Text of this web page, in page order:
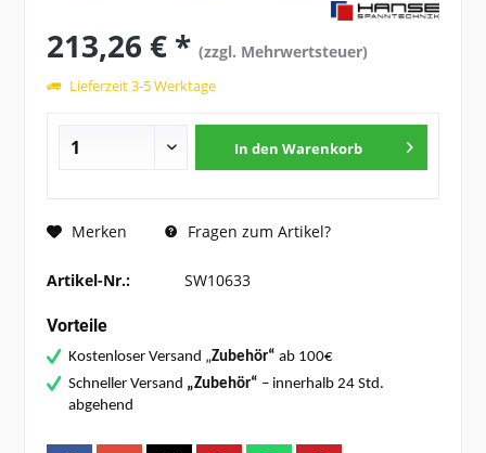
213,26 € *(zzgl. Mehrwertsteuer)
Lieferzeit 3-5 Werktage
In den Warenkorb
Merken Fragen zum Artikel?
Artikel-Nr.: SW10633
Vorteile
Kostenloser Versand „Zubehör“ ab 100€
Schneller Versand „Zubehör“ – innerhalb 24 Std.
abgehend